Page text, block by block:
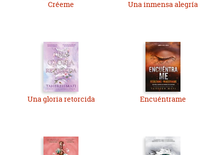
Créeme Una inmensa alegría
Una gloria retorcida Encuéntrame